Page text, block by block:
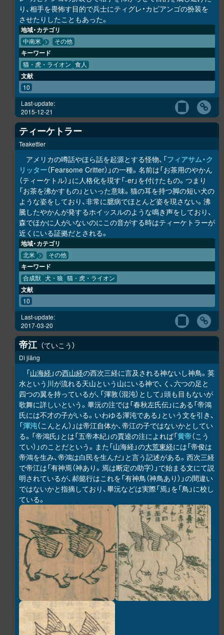
り、相手を畏怖す目的で兵士にティグレ・カピアンゴの扮装を
させたりしたこともあった。
地域・カテゴリ
中南米 その他
キーワード
猫・虎・ライオン 食人
文献
10
Last-update:
2015-12-21
ティーケトラー
Teakettler
アメリカの噂話やほら話を起源とする怪物、「フィアサム・ク
リッター（Fearsome Critter）」の一種。名前は「お茶用のやかん
（ティーケトル）」に人格化を現す「-er」を付けたもの。つまり
「お茶を沸かすもの」といった意味。猫の耳を持つ脚の短い犬の
ような姿をしており、非常に臆病でほとんど姿を現さない。沸
騰したやかんが発するホイッスルのような鳴き声をしており、
森でほかに人がいないのにこの音がする時はティーケトラーが
近くにいる証拠だとされる。
地域・カテゴリ
北米 その他
キーワード
合成獣 犬・狼 猫・虎・ライオン
文献
10
Last-update:
2017-03-20
帝江 ていこう
Dì jiāng
「山海経 」の西山経の西次三経に言及される神ないし神鳥。英
水という川が流れる天山という山にいる神で、く、六つの足と
四つの翼を持っているが、「渾敦（混沌）として」頭も目もないが
歌舞に詳しいという。畢沅の注では「春秋左氏伝」にある「帝鴻
氏には不才の子がいる。いわゆる渾沌である」という文を引き、
「渾沌（こんとん）」は帝江自体か、帝江の子ではないかとしてい
る。「帝鴻氏」とは「五帝本紀」の賈逵の注によれば「黄帝（こう
てい）」のことだという。また「山海経」の大荒東経には「帝俊は
帝鴻を生み、帝鴻は白民を生んだ」と言う記述がある。西次三経
で帝江は「有神焉（神あり。焉は断定の助字）」で始まる文にて説
明されているが、郝懿行はこれを「有神鳥（神鳥あり）」の間違い
ではないかと指摘しており、畢沅などは実際「焉」を「鳥」に校し
ている。